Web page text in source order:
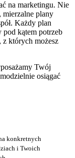
na marketingu. Nie
mierzalne plany
Każdy plan
kątem potrzeb
z których możesz
Twój
osiągać
konkretnych
i Twoich